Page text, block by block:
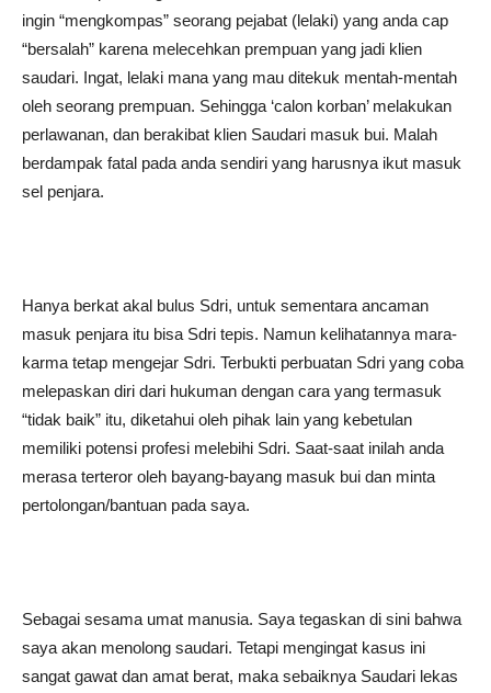
ingin “mengkompas” seorang pejabat (lelaki) yang anda cap
“bersalah” karena melecehkan prempuan yang jadi klien
saudari. Ingat, lelaki mana yang mau ditekuk mentah-mentah
oleh seorang prempuan. Sehingga ‘calon korban’ melakukan
perlawanan, dan berakibat klien Saudari masuk bui. Malah
berdampak fatal pada anda sendiri yang harusnya ikut masuk
sel penjara.
Hanya berkat akal bulus Sdri, untuk sementara ancaman
masuk penjara itu bisa Sdri tepis. Namun kelihatannya mara-
karma tetap mengejar Sdri. Terbukti perbuatan Sdri yang coba
melepaskan diri dari hukuman dengan cara yang termasuk
“tidak baik” itu, diketahui oleh pihak lain yang kebetulan
memiliki potensi profesi melebihi Sdri. Saat-saat inilah anda
merasa terteror oleh bayang-bayang masuk bui dan minta
pertolongan/bantuan pada saya.
Sebagai sesama umat manusia. Saya tegaskan di sini bahwa
saya akan menolong saudari. Tetapi mengingat kasus ini
sangat gawat dan amat berat, maka sebaiknya Saudari lekas